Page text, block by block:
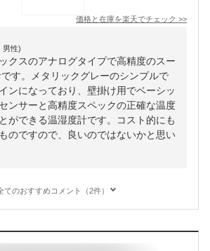
価格と在庫を楽天でチェック >>
男性)
クスのアナログタイプで高精度のスー
す。メタリックグレーのシンプルで
ンになっており、壁掛け用でベーシッ
ンサーと高精度スペックの正確な温度
ができる温湿度計です。コスト的にも
のですので、良いのではないかと思い
てのおすすめコメント（2件）